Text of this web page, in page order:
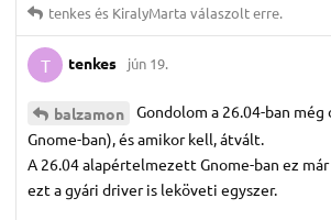
tenkesés KiralyMarta válaszolt erre.
T tenkes jún 19.
balzamon
Gondolom a 26.04-ban még
Gnome-ban), és amikor kell, átvált.
A 26.04 alapértelmezett Gnome-ban ez
ezt a gyári driver is leköveti egyszer.